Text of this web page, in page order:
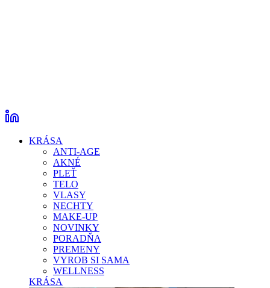
KRÁSA
ANTI-AGE
AKNÉ
PLEŤ
TELO
VLASY
NECHTY
MAKE-UP
NOVINKY
PORADŇA
PREMENY
VYROB SI SAMA
WELLNESS
KRÁSA